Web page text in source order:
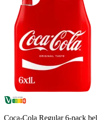
Coca-Cola Regular 6-pack bel